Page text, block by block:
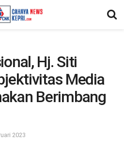
Hj. Siti
Media
Berimbang
2023